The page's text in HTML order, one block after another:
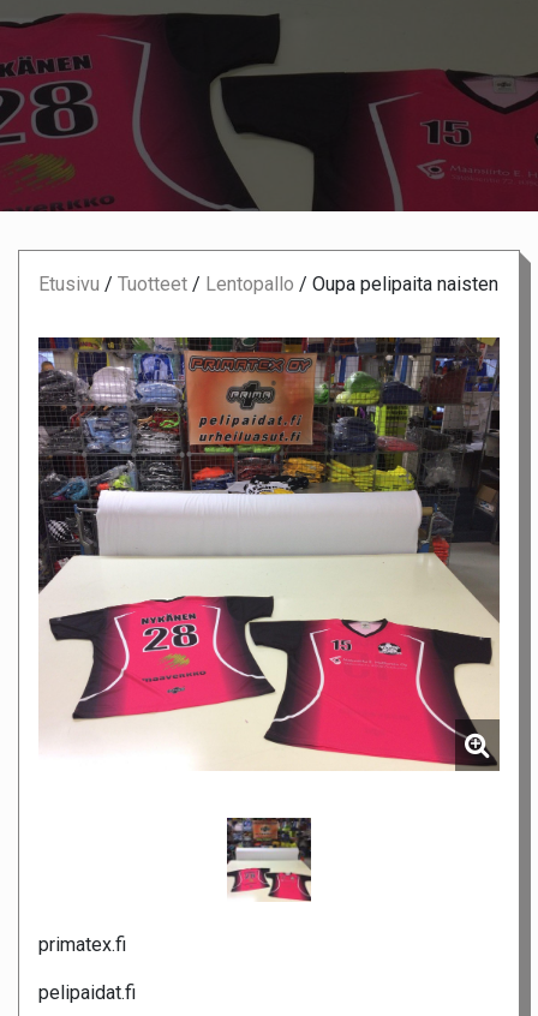
Etusivu / Tuotteet / Lentopallo / Oupa pelipaita naisten
primatex.fi
pelipaidat.fi